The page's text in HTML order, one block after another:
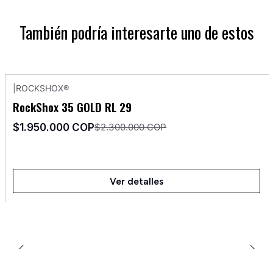
También podría interesarte uno de estos
Agotado
ROCKSHOX®
RockShox 35 GOLD RL 29
$1.950.000 COP$2.300.000 COP
Ver detalles